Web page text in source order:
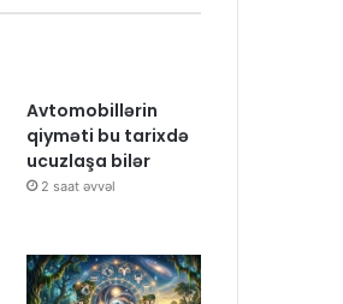
Avtomobillərin
qiyməti bu tarixdə
ucuzlaşa bilər
2 saat əvvəl